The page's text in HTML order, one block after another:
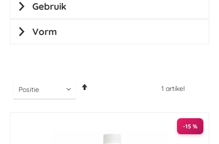
1 artikel
-15 %
Gebruik
Vorm